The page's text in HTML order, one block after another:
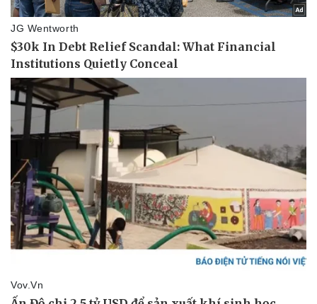
Vụ án
Tin nóng
Tư vấn luật
Vũ khí
Việt Nam